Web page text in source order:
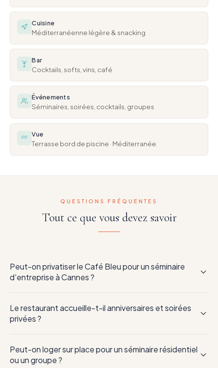
Cuisine
Méditerranéenne légère & snacking
Bar
Cocktails, softs, vins, café
Événements
Séminaires, soirées, cocktails, groupes
Vue
Terrasse bord de piscine · Méditerranée
QUESTIONS FRÉQUENTES
Tout ce que vous devez savoir
Peut-on privatiser le Café Bleu pour un séminaire
d'entreprise à Cannes ?
pour vos séminaires, réunions d'affaires, petits déjeuners de
travail et déjeuners de groupe,
30
Le restaurant accueille-t-il anniversaires et soirées
privées ?
de l'eau,anniversaires, EVJF, dîners privés et réceptions
jusqu'à 70 personnes
Peut-on loger sur place pour un séminaire résidentiel
ou un groupe ?